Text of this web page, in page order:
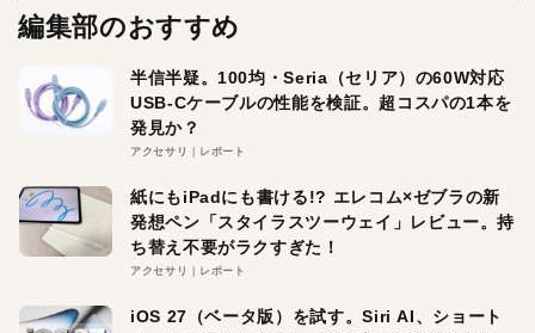
編集部のおすすめ
半信半疑。100均・Seria（セリア）の60W対応
USB-Cケーブルの性能を検証。超コスパの1本を
発見か？
アクセサリ レポート
紙にもiPadにも書ける!? エレコム×ゼブラの新
発想ペン「スタイラスツーウェイ」レビュー。持
ち替え不要がラクすぎた！
アクセサリ レポート
iOS 27（ベータ版）を試す。Siri AI、ショート